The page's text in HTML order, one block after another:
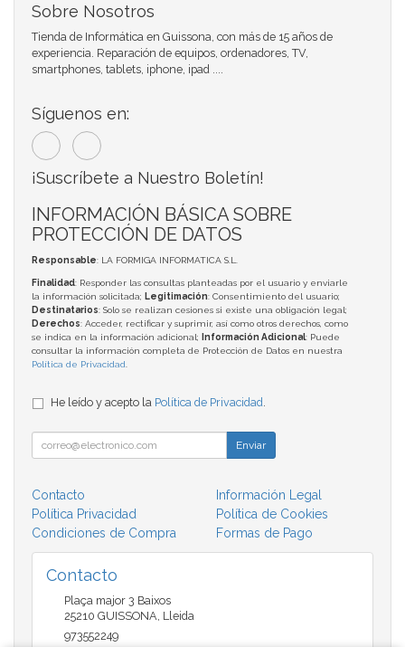
Sobre Nosotros
Tienda de Informática en Guissona, con más de 15 años de
experiencia. Reparación de equipos, ordenadores, TV,
smartphones, tablets, iphone, ipad ....
Síguenos en:
¡Suscríbete a Nuestro Boletín!
INFORMACIÓN BÁSICA SOBRE
PROTECCIÓN DE DATOS
Responsable: LA FORMIGA INFORMATICA S.L.
Finalidad: Responder las consultas planteadas por el usuario y enviarle
la información solicitada; Legitimación: Consentimiento del usuario;
Destinatarios: Solo se realizan cesiones si existe una obligación legal;
Derechos: Acceder, rectificar y suprimir, así como otros derechos, como
se indica en la información adicional;
Información Adicional: Puede
consultar la información completa de Protección de Datos en nuestra
Política de Privacidad
He leído y acepto la Política de Privacidad
Enviar
Contacto
Información Legal
Política Privacidad
Política de Cookies
Condiciones de Compra
Formas de Pago
Contacto
Plaça major 3 Baixos
25210 GUISSONA Lleida
973552249